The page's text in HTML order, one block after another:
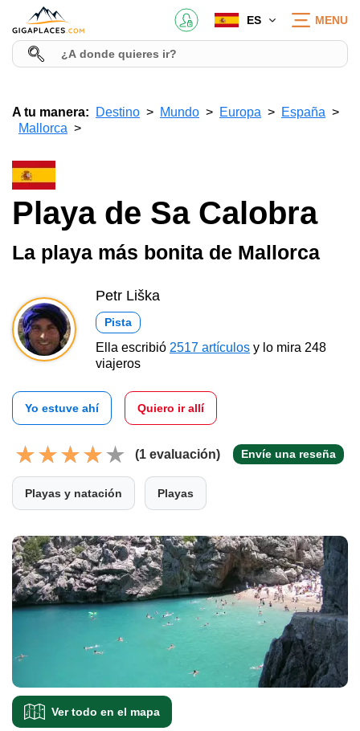
ES MENU
A tu manera: Destino Mundo Europa
España
Mallorca
Playa de Sa Calobra
La playa más bonita de Mallorca
Petr Liška
Pista
Ella escribió 2517 artículos y lo mira 248
viajeros
Yo estuve ahí Quiero ir allí
(1 evaluación) Envíe una reseña
Playas y natación Playas
Ver todo en el mapa